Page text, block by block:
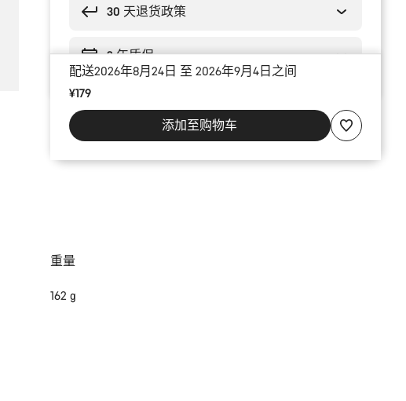
30 天退货政策
2 年质保
配送2026年8月24日 至 2026年9月4日之间
¥179
添加至购物车
重量
162 g